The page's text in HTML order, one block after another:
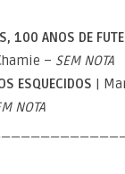
100 ANOS DE
– SEM NOTA
ESQUECIDOS |
NOTA